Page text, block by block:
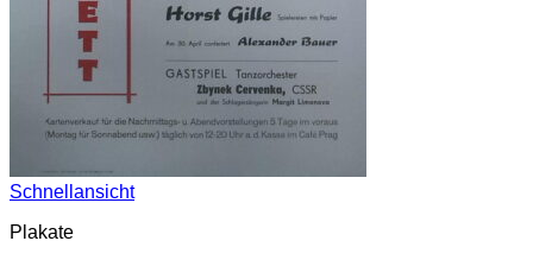
Schnellansicht
Plakate